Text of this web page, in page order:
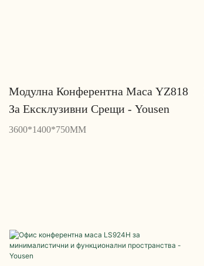
Модулна Конферентна Маса YZ818
За Ексклузивни Срещи - Yousen
3600*1400*750MM